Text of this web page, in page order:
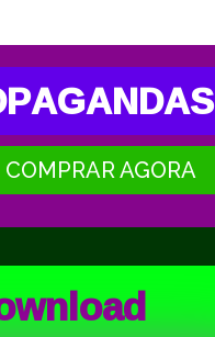
COMPRAR AGORA